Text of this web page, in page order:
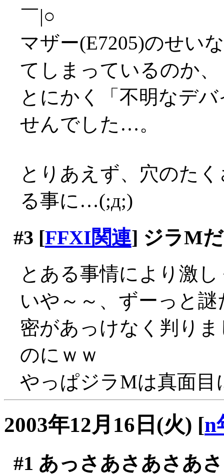
￣|○
マザー(E7205)のせい
てしまっているのか、
とにかく「不明なデ
せんでした…。
とりあえず、穴のた
る事に…(;д;)
#3 [FFXI関連] ジラM
とある事情により激
いや～～、ずーっと
密があっけなく判り
のにｗｗ
やっぱジラMは真面
2003年12月16日(火) [n
#1 あっさあさあさあ